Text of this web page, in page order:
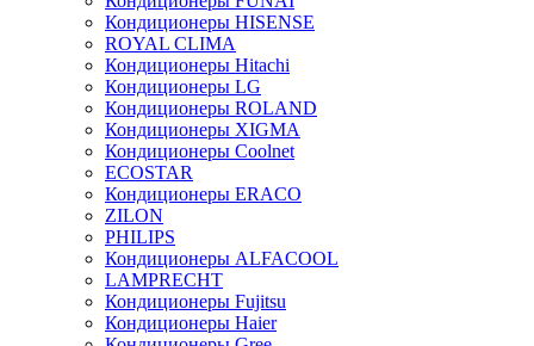
Кондиционеры HISENSE
ROYAL CLIMA
Кондиционеры Hitachi
Кондиционеры LG
Кондиционеры ROLAND
Кондиционеры XIGMA
Кондиционеры Coolnet
ECOSTAR
Кондиционеры ERACO
ZILON
PHILIPS
Кондиционеры ALFACOOL
LAMPRECHT
Кондиционеры Fujitsu
Кондиционеры Haier